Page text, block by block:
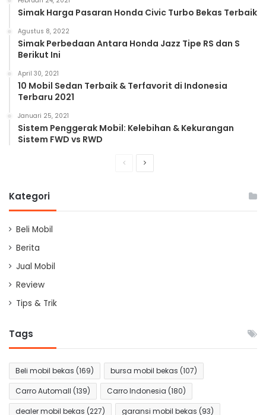
Simak Harga Pasaran Honda Civic Turbo Bekas Terbaik
Agustus 8, 2022
Simak Perbedaan Antara Honda Jazz Tipe RS dan S
Berikut Ini
April 30, 2021
10 Mobil Sedan Terbaik & Terfavorit di Indonesia
Terbaru 2021
Januari 25, 2021
Sistem Penggerak Mobil: Kelebihan & Kekurangan
Sistem FWD vs RWD
PreviousNext
Kategori
Beli Mobil
Berita
Jual Mobil
Review
Tips & Trik
Tags
Beli mobil bekas (169) bursa mobil bekas (107)
Carro Automall (139) Carro Indonesia (180)
dealer mobil bekas (227) garansi mobil bekas (93)